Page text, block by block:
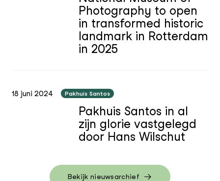
Photography to open
in transformed historic
landmark in Rotterdam
in 2025
18 juni 2024 Pakhuis Santos
Pakhuis Santos in al
zijn glorie vastgelegd
door Hans Wilschut
Bekijk nieuwsarchief